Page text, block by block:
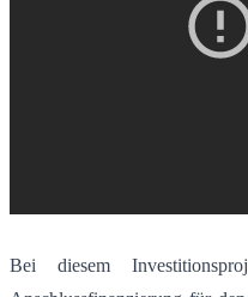
Bei diesem